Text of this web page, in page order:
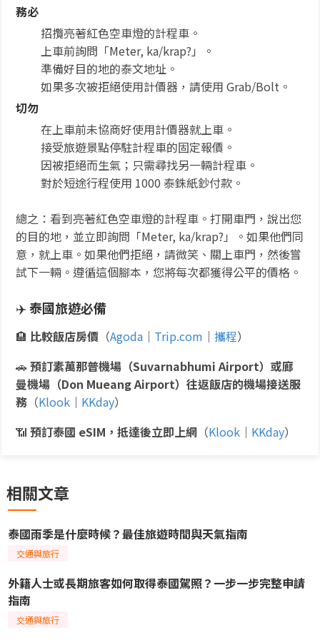
務必
招攬亮著紅色空車燈的計程車。
上車前詢問「Meter, ka/krap?」。
準備好目的地的泰文地址。
如果多次被拒絕使用計價器，請使用 Grab/Bolt。
切勿
在上車前未協商好使用計價器就上車。
接受旅遊景點停駐計程車的固定報價。
因被拒絕而生氣；只需尋找另一輛計程車。
對於短途行程使用 1000 泰銖紙鈔付款。
總之：看到亮著紅色空車燈的計程車。打開車門，說出您
的目的地，並立即詢問「Meter, ka/krap?」。如果他們同
意，就上車。如果他們拒絕，請微笑、關上車門，然後嘗
試下一輛。遵循這個腳本，您將每次都獲得公平的價格。
✈️泰國旅遊必備
🏨 比較飯店房價 （Agoda ｜ Trip.com ｜ 攜程）
🚗 預訂素萬那普機場（Suvarnabhumi Airport）或廊
曼機場（Don Mueang Airport）往返飯店的機場接送服
務 （Klook ｜ KKday）
📶 預訂泰國 eSIM，抵達後立即上網 （Klook ｜ KKday）
相關文章
泰國雨季是什麼時候？最佳旅遊時間與天氣指南
交通與旅行
外籍人士或長期旅客如何取得泰國駕照？一步一步完整申請
指南
交通與旅行